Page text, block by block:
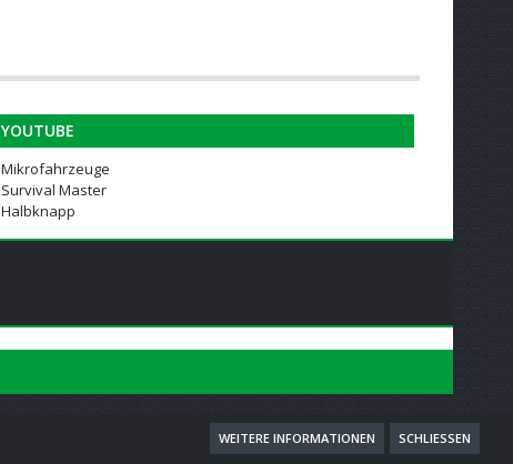
YOUTUBE
Mikrofahrzeuge
Survival Master
Halbknapp
WEITERE INFORMATIONEN SCHLIESSEN